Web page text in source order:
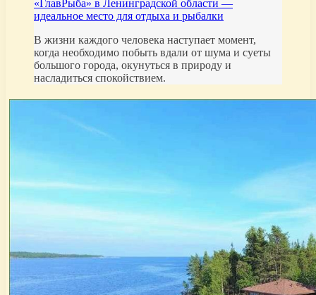
«ГлавРыба» в Ленинградской области —
идеальное место для отдыха и рыбалки
В жизни каждого человека наступает момент,
когда необходимо побыть вдали от шума и суеты
большого города, окунуться в природу и
насладиться спокойствием.